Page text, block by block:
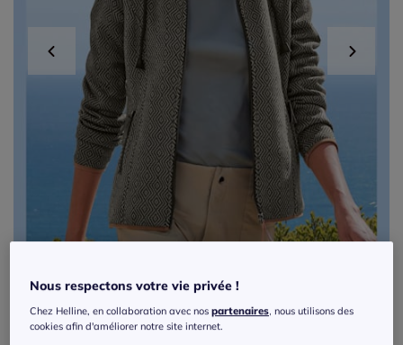
Exclu web
Nous respectons votre vie privée !
Chez Helline, en collaboration avec nospartenaires , nous utilisons des
cookies afin d'améliorer notre site internet.